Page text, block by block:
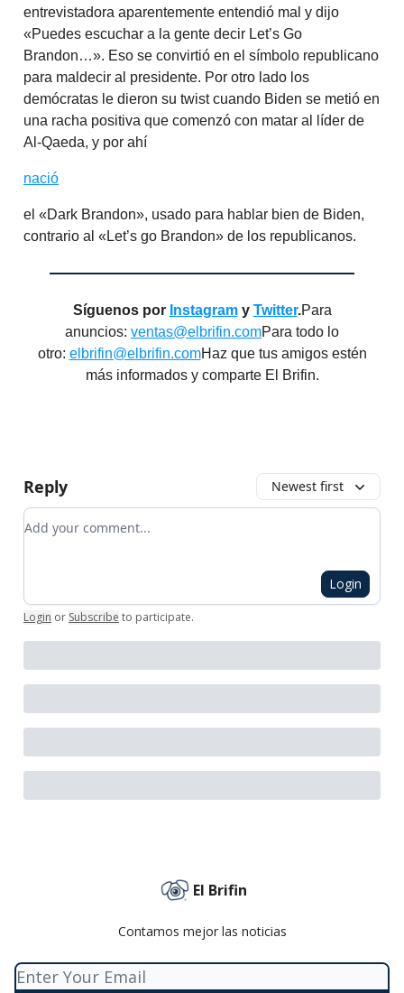
entrevistadora aparentemente entendió mal y dijo
«Puedes escuchar a la gente decir Let’s Go
Brandon…». Eso se convirtió en el símbolo republicano
para maldecir al presidente. Por otro lado los
demócratas le dieron su twist cuando Biden se metió en
una racha positiva que comenzó con matar al líder de
Al-Qaeda, y por ahí
nació
el «Dark Brandon», usado para hablar bien de Biden,
contrario al «Let’s go Brandon» de los republicanos.
Síguenos por Instagramy Twitter.Para
anuncios: ventas@elbrifin.comPara todo lo
otro: elbrifin@elbrifin.comHaz que tus amigos estén
más informados y comparte El Brifin.
Reply Newest first
Add your comment
Login
Login or Subscribe to participate.
El Brifin
Contamos mejor las noticias